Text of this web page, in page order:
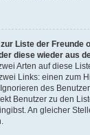
Liste der Freunde
diese wieder aus
Arten auf diese
Links: einen zum
des
Benutzer zu den
An gleicher